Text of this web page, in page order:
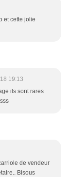
et cette jolie
19:13
ils sont rares
de vendeur
Bisous